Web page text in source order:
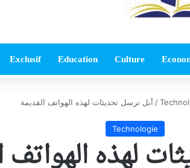
Culture
Education
Exclusif
/ أبل ترسل تحديثات لهذه الهواتف القديمة
Technologie
لهذه الهواتف